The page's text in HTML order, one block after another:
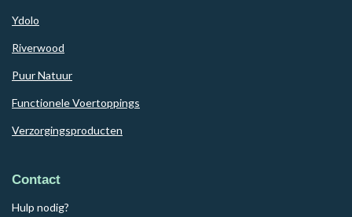
Ydolo
Riverwood
Puur Natuur
Functionele Voertoppings
Verzorgingsproducten
Contact
Hulp nodig?